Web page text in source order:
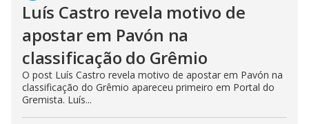
Luís Castro revela motivo de
apostar em Pavón na
classificação do Grêmio
O post Luís Castro revela motivo de apostar em Pavón na
classificação do Grêmio apareceu primeiro em Portal do
Gremista. Luís...